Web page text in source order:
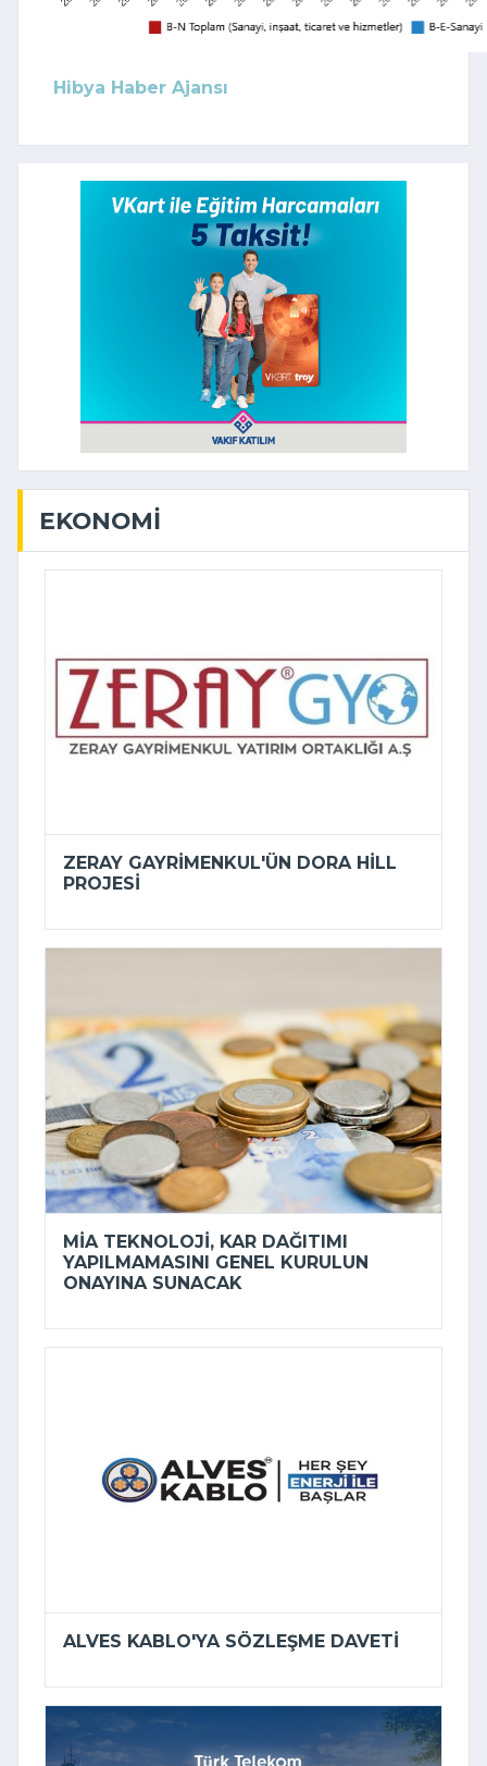
Hibya Haber Ajansı
EKONOMI
ZERAY GAYRIMENKUL'ÜN DORA HILL
PROJESI
MİA TEKNOLOJI, KAR DAĞITIMI
YAPILMAMASINI GENEL KURULUN
ONAYINA SUNACAK
ALVES KABLO'YA SÖZLEŞME DAVETI